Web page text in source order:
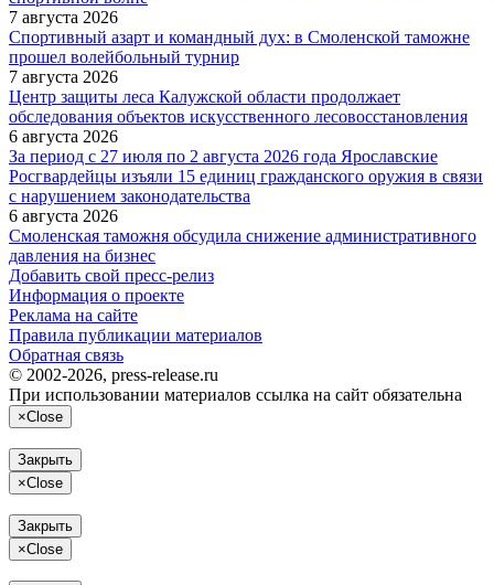
7 августа 2026
Спортивный азарт и командный дух: в Смоленской таможне
прошел волейбольный турнир
7 августа 2026
Центр защиты леса Калужской области продолжает
обследования объектов искусственного лесовосстановления
6 августа 2026
За период с 27 июля по 2 августа 2026 года Ярославские
Росгвардейцы изъяли 15 единиц гражданского оружия в связи
с нарушением законодательства
6 августа 2026
Смоленская таможня обсудила снижение административного
давления на бизнес
Добавить свой пресс-релиз
Информация о проекте
Реклама на сайте
Правила публикации материалов
Обратная связь
© 2002-2026, press-release.ru
При использовании материалов ссылка на сайт обязательна
×Close
Закрыть
×Close
Закрыть
×Close